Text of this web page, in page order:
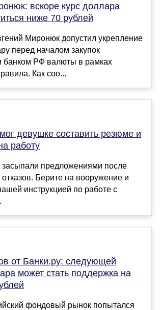
вскоре курс доллара
ниже 70 рублей
Миронюк допустил укрепление
перед началом закупок
банком РФ валюты в рамках
Как соо...
девушке составить резюме и
работу
засыпали предложениями после
Берите на вооружение и
инструкцией по работе с
от Банки.ру: следующей
может стать поддержка на
фондовый рынок попытался